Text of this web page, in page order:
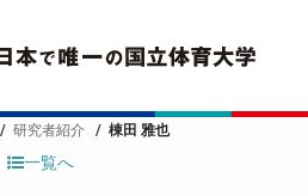
研究者紹介 棟田 雅也
一覧へ